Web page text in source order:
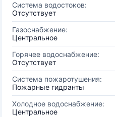
Система водостоков:
Отсутствует
Газоснабжение:
Центральное
Горячее водоснабжение:
Отсутствует
Система пожаротушения:
Пожарные гидранты
Холодное водоснабжение:
Центральное